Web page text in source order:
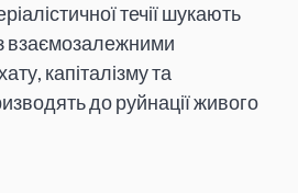
течії шукають
взаємозалежними
капіталізму та
до руйнації живого